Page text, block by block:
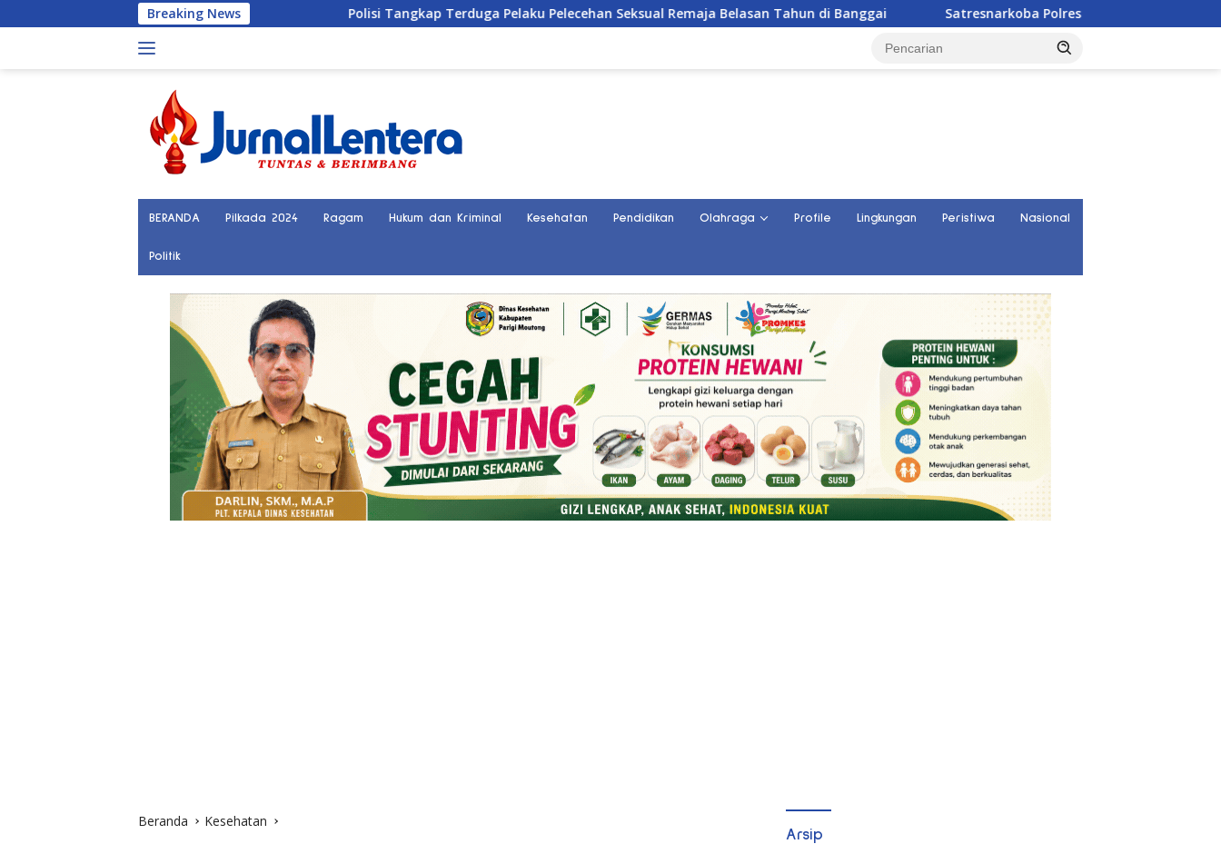
ke
Breaking News
Polisi Tangkap Terduga Pelaku Pelecehan Seksual Remaja Belasan Tahun di Banggai Satresnarkoba Polres Parigi Moutong Ungkap 30 Kasus Narkoba,
BERANDA Pilkada 2024 Ragam Hukum dan Kriminal Kesehatan Pendidikan Olahraga Profile Lingkungan Peristiwa Nasional
Politik
Beranda Kesehatan
Arsip